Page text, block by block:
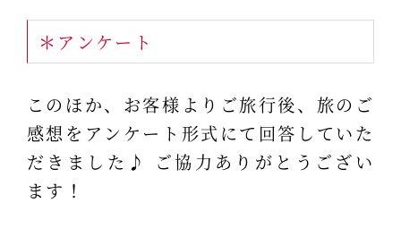
＊アンケート
このほか、お客様よりご旅行後、旅のご
感想をアンケート形式にて回答していた
だきました♪ ご協力ありがとうござい
ます！